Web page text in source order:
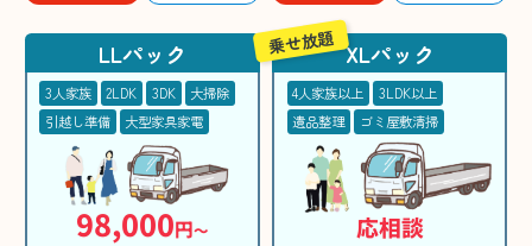
LLパック
3人家族 2LDK 3DK
大掃除
引越し準備
大型家具家電
98,000円〜
XLパック
4人家族以上
3LDK以上
遺品整理
ゴミ屋敷清掃
応相談
乗せ放題